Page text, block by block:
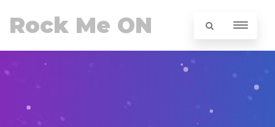
Rock Me ON